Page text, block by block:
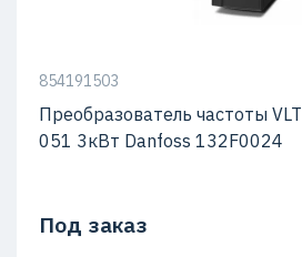
854191503
Преобразователь частоты
051 3кВт Danfoss 132F0024
Под заказ